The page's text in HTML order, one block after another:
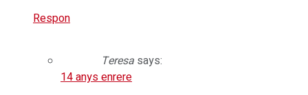
Respon
Teresa says:
14 anys enrere